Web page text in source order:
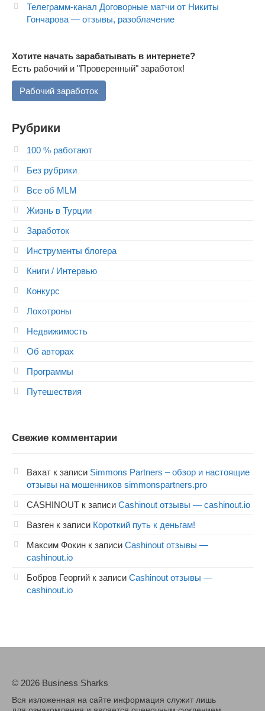
Телеграмм-канал Договорные матчи от Никиты
Гончарова — отзывы, разоблачение
Хотите начать зарабатывать в интернете?
Есть рабочий и "Проверенный" заработок!
Рабочий заработок
Рубрики
100 % работают
Без рубрики
Все об MLM
Жизнь в Турции
Заработок
Инструменты блогера
Книги / Интервью
Конкурс
Лохотроны
Недвижимость
Об авторах
Программы
Путешествия
Свежие комментарии
Вахат к записи Simmons Partners – обзор и настоящие
отзывы на мошенников simmonspartners.pro
CASHINOUT к записи Cashinout отзывы — cashinout.io
Вазген к записи Короткий путь к деньгам!
Максим Фокин к записи Cashinout отзывы —
cashinout.io
Бобров Георгий к записи Cashinout отзывы —
cashinout.io
© 2026 Business Sharks
Вся изложенная на сайте информация служит лишь